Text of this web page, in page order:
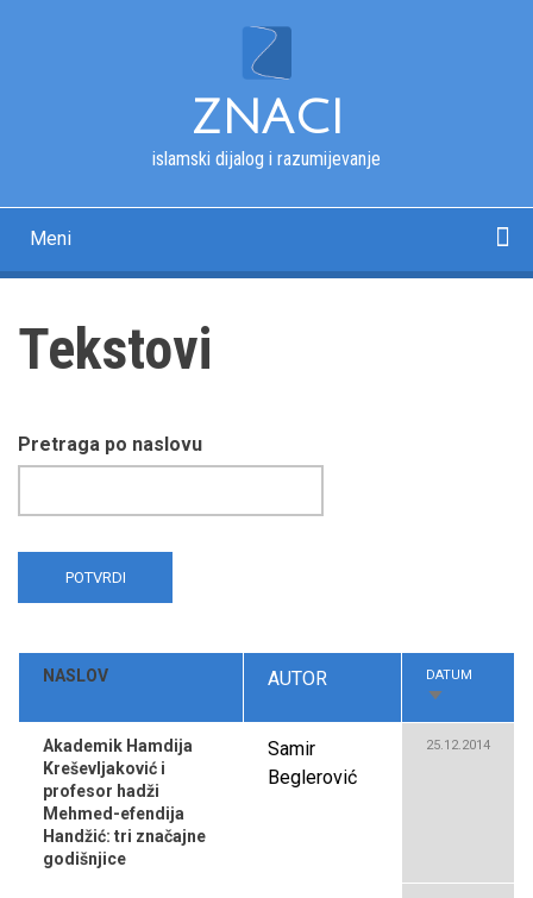
ZNACI
islamski dijalog i razumijevanje
Main
navigation
Meni
Tekstovi
Pretraga po naslovu
NASLOV AUTOR
DATUM
SORT
Akademik Hamdija
Kreševljaković i
profesor hadži
Mehmed-efendija
Handžić: tri značajne
godišnjice
Samir
Beglerović
25.12.2014